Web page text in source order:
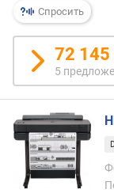
н
и
е
(
d
p
)
C
к
Спросить
72
5